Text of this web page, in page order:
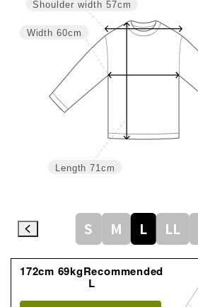
Length 71cm
Width 60cm
Shoulder width 57cm
S M L LL
172cm 69kgRecommended
L